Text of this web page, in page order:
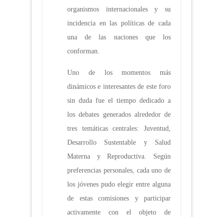
organismos internacionales y su
incidencia en las políticas de cada
una de las naciones que los
conforman.
Uno de los momentos más
dinámicos e interesantes de este foro
sin duda fue el tiempo dedicado a
los debates generados alrededor de
tres temáticas centrales: Juventud,
Desarrollo Sustentable y Salud
Materna y Reproductiva. Según
preferencias personales, cada uno de
los jóvenes pudo elegir entre alguna
de estas comisiones y participar
activamente con el objeto de